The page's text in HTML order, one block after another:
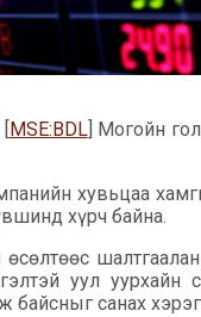
MSE:BDL] Могойн
хувьцаа
хүрч байна.
уул
байсныг санах